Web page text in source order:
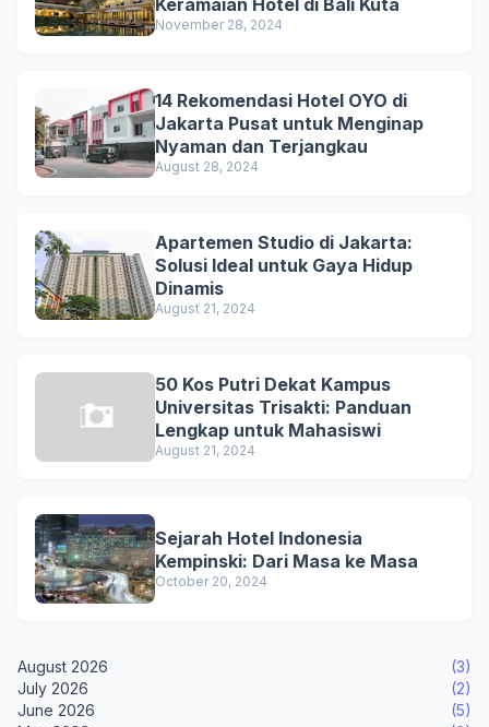
Keramaian Hotel di Bali Kuta
November 28, 2024
14 Rekomendasi Hotel OYO di
Jakarta Pusat untuk Menginap
Nyaman dan Terjangkau
August 28, 2024
Apartemen Studio di Jakarta:
Solusi Ideal untuk Gaya Hidup
Dinamis
August 21, 2024
50 Kos Putri Dekat Kampus
Universitas Trisakti: Panduan
Lengkap untuk Mahasiswi
August 21, 2024
Sejarah Hotel Indonesia
Kempinski: Dari Masa ke Masa
October 20, 2024
August 2026
(3)
July 2026
(2)
June 2026
(5)